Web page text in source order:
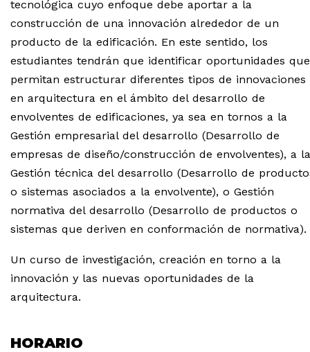
tecnológica cuyo enfoque debe aportar a la
construcción de una innovación alrededor de un
producto de la edificación. En este sentido, los
estudiantes tendrán que identificar oportunidades que
permitan estructurar diferentes tipos de innovaciones
en arquitectura en el ámbito del desarrollo de
envolventes de edificaciones, ya sea en tornos a la
Gestión empresarial del desarrollo (Desarrollo de
empresas de diseño/construcción de envolventes), a la
Gestión técnica del desarrollo (Desarrollo de
o sistemas asociados a la envolvente), o Gestión
normativa del desarrollo (Desarrollo de productos o
sistemas que deriven en conformación de normativa).
Un curso de investigación, creación en torno a la
innovación y las nuevas oportunidades de la
arquitectura.
HORARIO